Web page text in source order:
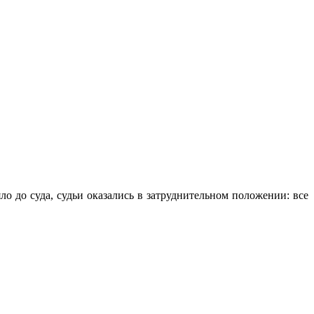
суда, судьи оказались в затруднительном положении: все